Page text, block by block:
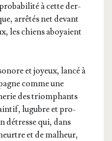
à cette der­
arrê­tés net devant
les chiens aboyaient
et joyeux, lan­cé à
comme une
des triom­phants
lugubre et pro­
détresse qui, dans
et de mal­heur,